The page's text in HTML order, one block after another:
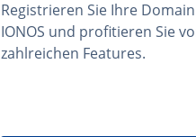
Registrieren Sie Ihre
IONOS und profitieren Sie
zahlreichen Features.